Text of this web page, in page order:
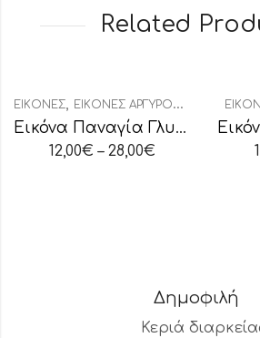
Related
ΕΙΚΌΝΕΣ, ΕΙΚΌΝΕΣ ΑΡΓΥΡΟΧΡΥΣΟΤΥΠΊΑ
Εικόνα Παναγία Γλυκοφιλούσα
12,00€ – 28,00€
Δημοφιλή
Κεριά